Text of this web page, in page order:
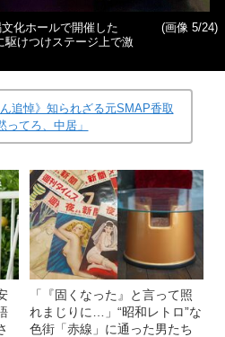
化ホールで開催した
駆けつけステージ上で激
(画像 5/24)
ん追悼》知られざる元SMAP香取
てろ、中居」
「『固くなった』と言って照
れまじりに…」“昭和レトロ”な
色街「赤線」に通った男たち